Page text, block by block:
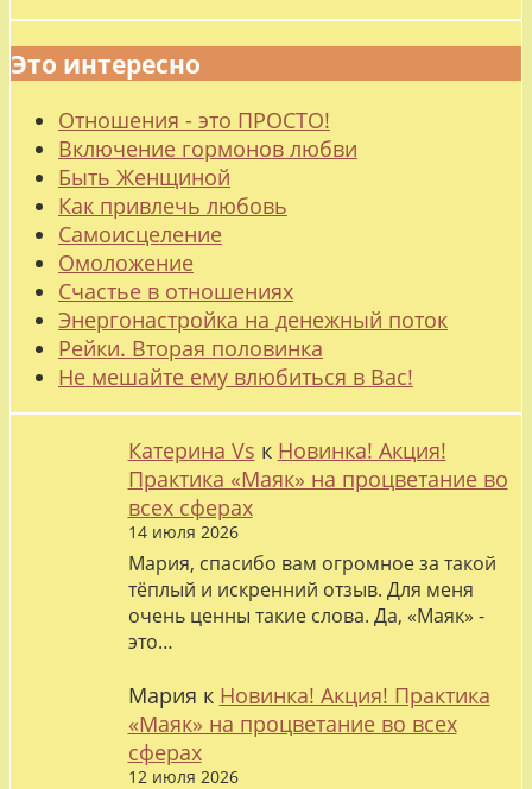
Это интересно
Отношения - это ПРОСТО!
Включение гормонов любви
Быть Женщиной
Как привлечь любовь
Самоисцеление
Омоложение
Счастье в отношениях
Энергонастройка на денежный поток
Рейки. Вторая половинка
Не мешайте ему влюбиться в Вас!
Катерина Vs к Новинка! Акция!
Практика «Маяк» на процветание во
всех сферах
14 июля 2026
Мария, спасибо вам огромное за такой
тёплый и искренний отзыв. Для меня
очень ценны такие слова. Да, «Маяк» -
это…
Мария к Новинка! Акция! Практика
«Маяк» на процветание во всех
сферах
12 июля 2026